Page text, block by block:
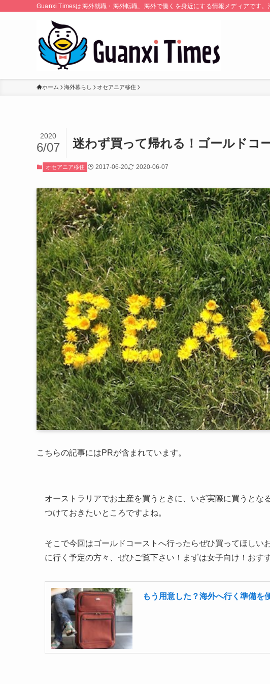
Guanxi Timesは海外就職・海外転職、海外で働くを身近にする情報メディアです
ホーム 海外暮らし オセアニア移住
迷わず買って帰れる！ゴールドコ
2020
6/07
オセアニア移住 2017-06-20 2020-06-07
こちらの記事にはPRが含まれています。
オーストラリアでお土産を買うときに、いざ実際に買うとな
つけておきたいところですよね。
そこで今回はゴールドコーストへ行ったらぜひ買ってほし
に行く予定の方々、ぜひご覧下さい！まずは女子向け！おす
もう用意した？海外へ行く準備を